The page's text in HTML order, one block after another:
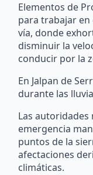
Elementos de
para trabajar
vía, donde
disminuir la
conducir por la
En Jalpan de
durante las
Las autoridades
emergencia
puntos de la
afectaciones
climáticas.